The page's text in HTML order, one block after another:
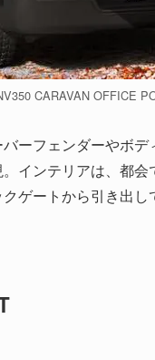
CARAVAN OFFICE
ーフェンダーやボ
インテリアは、都
ゲートから引き出し